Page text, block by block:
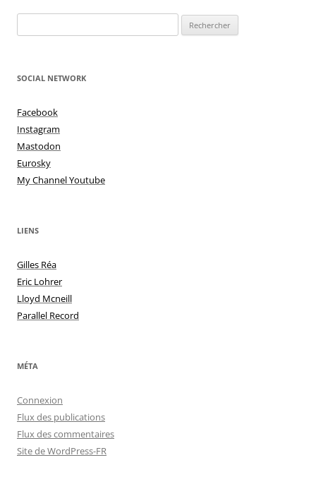
SOCIAL NETWORK
Facebook
Instagram
Mastodon
Eurosky
My Channel Youtube
LIENS
Gilles Réa
Eric Lohrer
Lloyd Mcneill
Parallel Record
MÉTA
Connexion
Flux des publications
Flux des commentaires
Site de WordPress-FR